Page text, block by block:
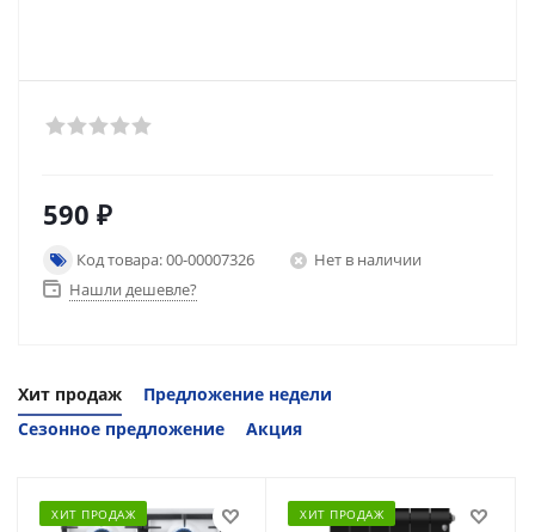
590 ₽
Код товара: 00-00007326
Нет в наличии
Нашли дешевле?
Хит продаж
Предложение недели
Сезонное предложение
Акция
ХИТ ПРОДАЖ ХИТ ПРОДАЖ